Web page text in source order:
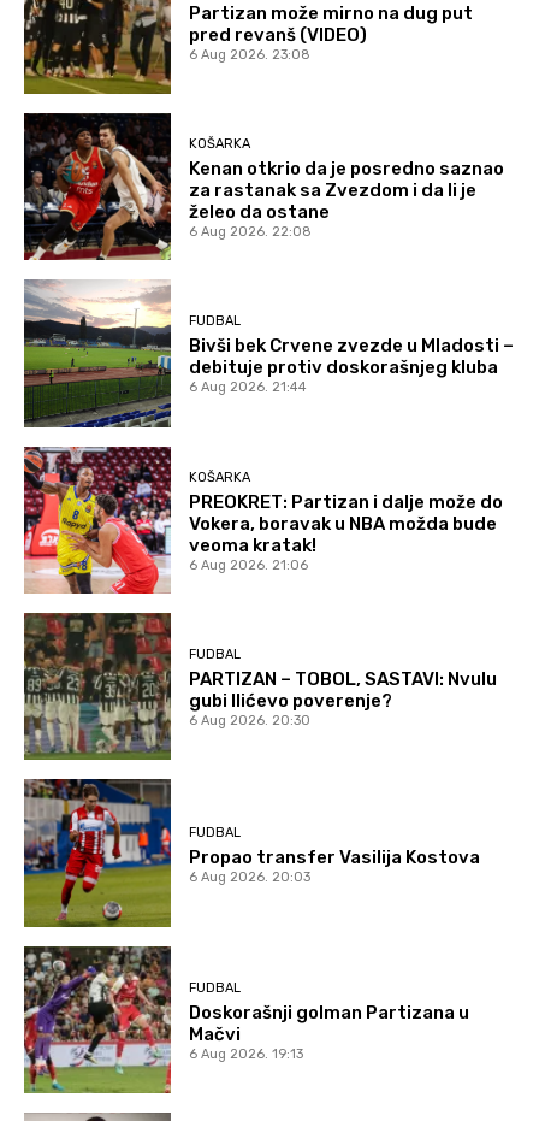
Partizan može mirno na dug put
pred revanš (VIDEO)
6 Aug 2026. 23:08
KOŠARKA
Kenan otkrio da je posredno saznao
za rastanak sa Zvezdom i da li je
želeo da ostane
6 Aug 2026. 22:08
FUDBAL
Bivši bek Crvene zvezde u Mladosti –
debituje protiv doskorašnjeg kluba
6 Aug 2026. 21:44
KOŠARKA
PREOKRET: Partizan i dalje može do
Vokera, boravak u NBA možda bude
veoma kratak!
6 Aug 2026. 21:06
FUDBAL
PARTIZAN – TOBOL, SASTAVI: Nvulu
gubi Ilićevo poverenje?
6 Aug 2026. 20:30
FUDBAL
Propao transfer Vasilija Kostova
6 Aug 2026. 20:03
FUDBAL
Doskorašnji golman Partizana u
Mačvi
6 Aug 2026. 19:13